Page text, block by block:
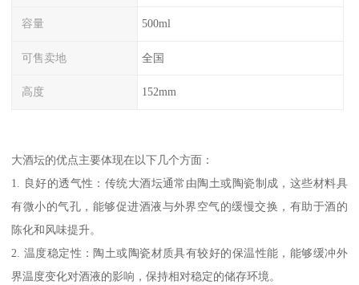
容量 500ml
可售卖地 全国
高度 152mm
大酒坛的优点主要体现在以下几个方面：
1. 良好的透气性：传统大酒坛通常由陶土或陶瓷制成，这些材料具
有微小的气孔，能够促进酒液与外界空气的缓慢交换，有助于酒的
陈化和风味提升。
2. 温度稳定性：陶土或陶瓷材质具有较好的保温性能，能够缓冲外
界温度变化对酒液的影响，保持相对稳定的储存环境。